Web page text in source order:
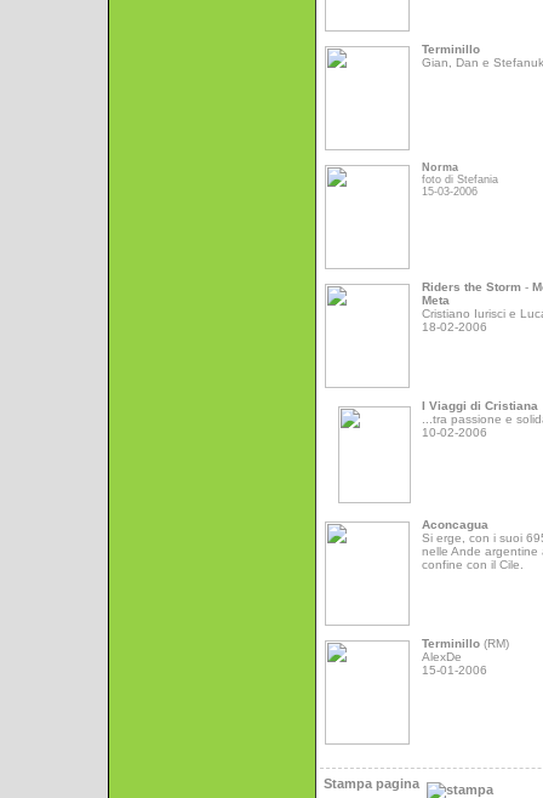
Terminillo
Gian, Dan e Stefanuk
Norma
foto di Stefania
15-03-2006
Riders the Storm -
Meta
Cristiano Iurisci e
18-02-2006
I Viaggi di Cristiana
...tra passione e
10-02-2006
Aconcagua
Si erge, con i suoi
nelle Ande argentine
confine con il Cile.
Terminillo (RM)
AlexDe
15-01-2006
Stampa pagina